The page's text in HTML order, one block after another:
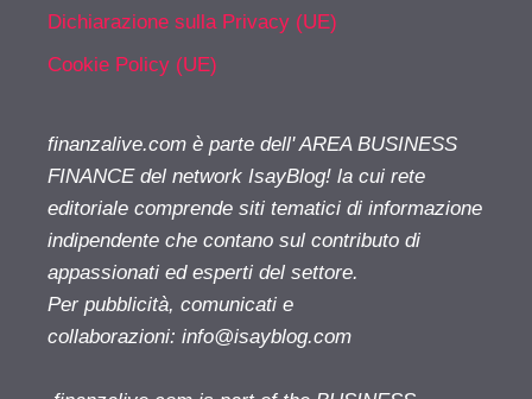
Dichiarazione sulla Privacy (UE)
Cookie Policy (UE)
finanzalive.com è parte dell' AREA BUSINESS
FINANCE del network IsayBlog! la cui rete
editoriale comprende siti tematici di informazione
indipendente che contano sul contributo di
appassionati ed esperti del settore.
Per pubblicità, comunicati e
collaborazioni: info@isayblog.com